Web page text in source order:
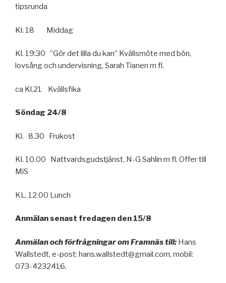
tipsrunda
Kl. 18 Middag
Kl. 19:30 ”Gör det lilla du kan” Kvällsmöte med bön,
lovsång och undervisning, Sarah Tianen m fl.
ca Kl.21 Kvällsfika
Söndag 24/8
Kl. 8.30 Frukost
Kl. 10.00 Nattvardsgudstjänst, N-G Sahlin m fl. Offer till
MiS
KL. 12.00 Lunch
Anmälan senast fredagen den 15/8
Anmälan och förfrågningar om Framnäs till: Hans
Wallstedt, e-post: hans.wallstedt@gmail.com, mobil:
073-4232416.